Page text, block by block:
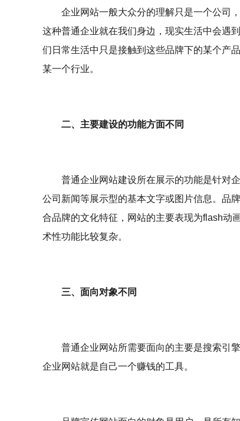
企业网站一般大众分的理解只是一个公司
这种普通企业就在我们身边，现实生活中会遇
们日常生活中只是接触到这些品牌下的某个产
某一个行业。
二、主要建设的功能方面不同
普通企业网站建设所在展示的功能是针对
公司新闻等展示型的基本文字或图片信息。品
合品牌的文化特征，网站的主要表现为flash动
术性功能比较复杂。
三、面向对象不同
普通企业网站所需要面向的主要是搜索引
企业网站就是自己一个赚钱的工具。